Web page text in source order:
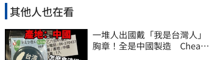
其他人也在看
一堆人出國戴「我是台灣人」
胸章！全是中國製造 Cheap